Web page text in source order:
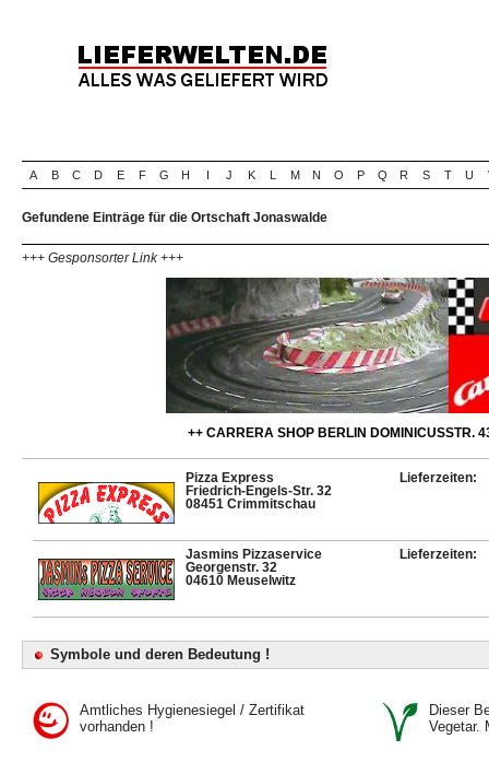
A B C D E F G H I J K L M N O P Q R S T U
Gefundene Einträge für die Ortschaft Jonaswalde
+++ Gesponsorter Link +++
++ CARRERA SHOP BERLIN DOMINICUSSTR.
Pizza Express
Friedrich-Engels-Str. 32
08451 Crimmitschau
Lieferzeiten:
Jasmins Pizzaservice
Georgenstr. 32
04610 Meuselwitz
Lieferzeiten:
Symbole und deren Bedeutung !
Amtliches Hygienesiegel / Zertifikat
vorhanden !
Dieser
Vegetar.